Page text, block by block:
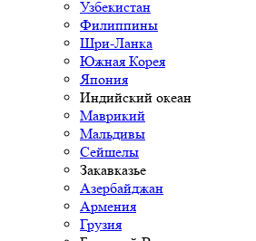
Узбекистан
Филиппины
Шри-Ланка
Южная Корея
Япония
Индийский океан
Маврикий
Мальдивы
Сейшелы
Закавказье
Азербайджан
Армения
Грузия